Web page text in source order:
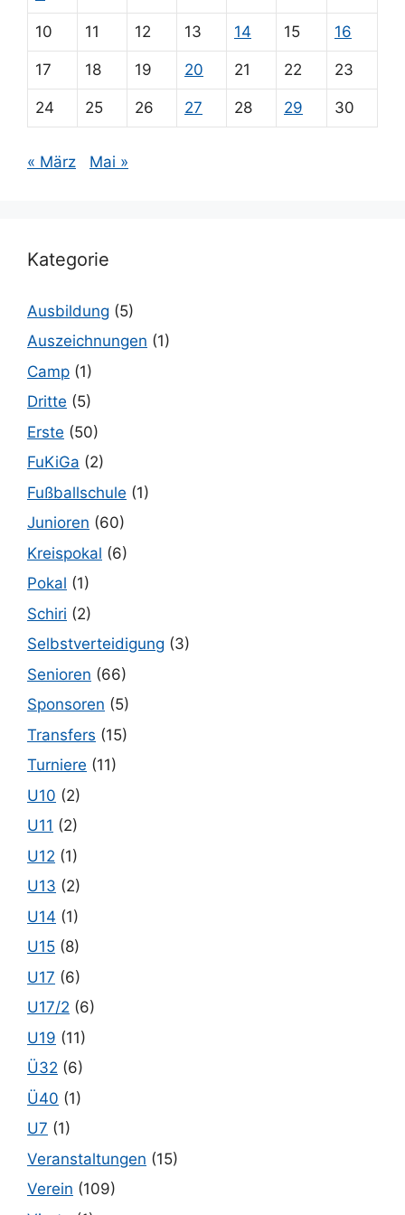
10 11 12 13 14 15 16
17 18 19 20 21 22 23
24 25 26 27 28 29 30
« März Mai »
Kategorie
Ausbildung (5)
Auszeichnungen (1)
Camp (1)
Dritte (5)
Erste (50)
FuKiGa (2)
Fußballschule (1)
Junioren (60)
Kreispokal (6)
Pokal (1)
Schiri (2)
Selbstverteidigung (3)
Senioren (66)
Sponsoren (5)
Transfers (15)
Turniere (11)
U10 (2)
U11 (2)
U12 (1)
U13 (2)
U14 (1)
U15 (8)
U17 (6)
U17/2 (6)
U19 (11)
Ü32 (6)
Ü40 (1)
U7 (1)
Veranstaltungen (15)
Verein (109)